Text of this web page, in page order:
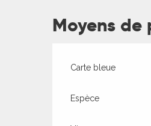
Moyens de
Carte bleue
Espèce